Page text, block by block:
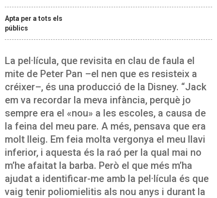
Apta per a tots els
públics
La pel·lícula, que revisita en clau de faula el
mite de Peter Pan –el nen que es resisteix a
créixer–, és una producció de la Disney. “Jack
em va recordar la meva infància, perquè jo
sempre era el «nou» a les escoles, a causa de
la feina del meu pare. A més, pensava que era
molt lleig. Em feia molta vergonya el meu llavi
inferior, i aquesta és la raó per la qual mai no
m’he afaitat la barba. Però el que més m’ha
ajudat a identificar-me amb la pel·lícula és que
vaig tenir poliomielitis als nou anys i durant la